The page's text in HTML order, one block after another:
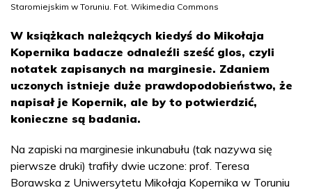
Staromiejskim w Toruniu. Fot. Wikimedia Commons
W książkach należących kiedyś do Mikołaja
Kopernika badacze odnaleźli sześć glos, czyli
notatek zapisanych na marginesie. Zdaniem
uczonych istnieje duże prawdopodobieństwo, że
napisał je Kopernik, ale by to potwierdzić,
konieczne są badania.
Na zapiski na marginesie inkunabułu (tak nazywa się
pierwsze druki) trafiły dwie uczone: prof. Teresa
Borawska z Uniwersytetu Mikołaja Kopernika w Toruniu